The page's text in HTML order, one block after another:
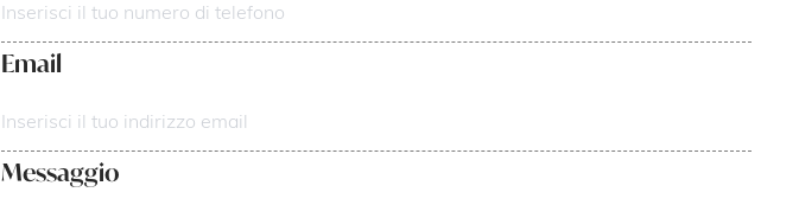
Email
Messaggio